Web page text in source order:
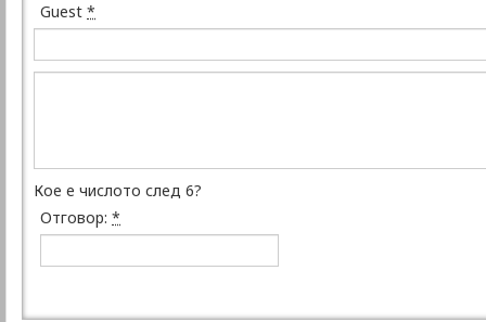
Guest *
Кое е числото след 6?
Отговор: *